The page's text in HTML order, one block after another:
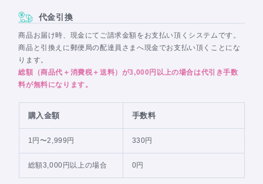
代金引換
商品お届け時、現金にてご請求金額をお支払い頂くシステムです。
商品と引換えに郵便局の配達員さまへ現金でお支払い頂くことにな
ります。
総額（商品代＋消費税＋送料）が3,000円以上の場合は代引き手数
料が無料になります。
購入金額 手数料
1円〜2,999円 330円
総額3,000円以上の場合 0円